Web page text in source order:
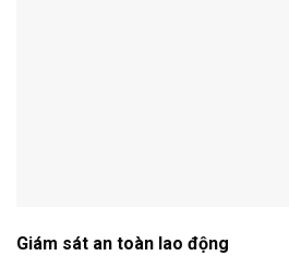
Giám sát an toàn lao động